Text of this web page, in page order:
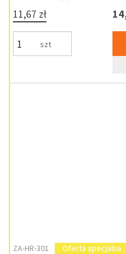
11,67 zł
szt
ZA-HR-301
Oferta specjalna